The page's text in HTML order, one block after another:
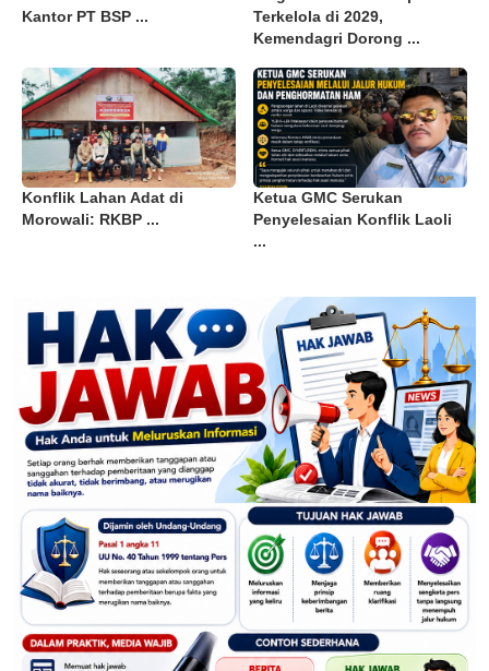
Kantor PT BSP ...
Terkelola di 2029,
Kemendagri Dorong ...
Konflik Lahan Adat di
Morowali: RKBP ...
Ketua GMC Serukan
Penyelesaian Konflik Laoli
...